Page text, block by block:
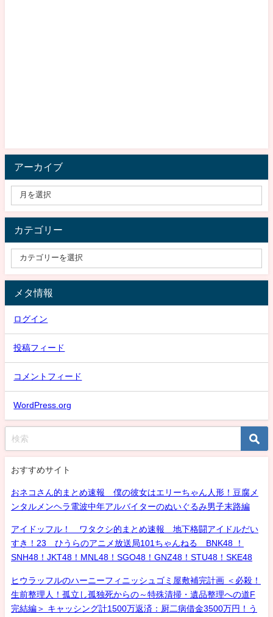
アーカイブ
カテゴリー
メタ情報
ログイン
投稿フィード
コメントフィード
WordPress.org
おすすめサイト
おネコさん的まとめ速報 僕の彼女はエリーちゃん人形！豆腐メ
ンタルメンヘラ電波中年アルバイターのぬいぐるみ男子末路編
アイドッフル！ ワタクシ的まとめ速報 地下格闘アイドルだい
すき！23 ひうらのアニメ放送局101ちゃんねる BNK48 ！
SNH48！JKT48！MNL48！SGO48！GNZ48！STU48！SKE48
ヒウラッフルのハーニーフィニッシュゴミ屋敷補完計画 ＜必殺！
生前整理人！孤立し孤独死からの～特殊清掃・遺品整理への道F
完結編＞ キャッシング計1500万返済：厨二病借金3500万円！う